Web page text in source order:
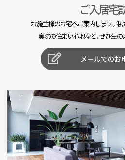
ご入居宅
お施主様のお宅へご案内します。
実際の住まい心地など、ぜひ生の
メールでのお